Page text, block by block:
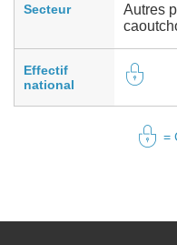
Secteur
Autres
Effectif
national
=